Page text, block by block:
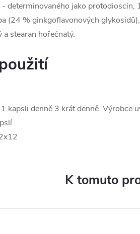
determinovaného jako
(24 % ginkgoflavonových
stearan hořečnatý.
kapsli denně 3 krát denně. Výrobce
K tomuto